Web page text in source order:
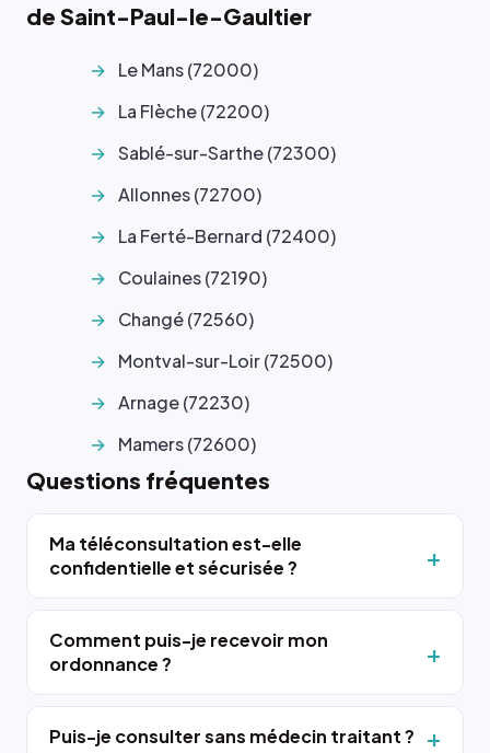
de Saint-Paul-le-Gaultier
Le Mans (72000)
La Flèche (72200)
Sablé-sur-Sarthe (72300)
Allonnes (72700)
La Ferté-Bernard (72400)
Coulaines (72190)
Changé (72560)
Montval-sur-Loir (72500)
Arnage (72230)
Mamers (72600)
Questions fréquentes
Ma téléconsultation est-elle
confidentielle et sécurisée ?
Comment puis-je recevoir mon
ordonnance ?
Puis-je consulter sans médecin traitant ?